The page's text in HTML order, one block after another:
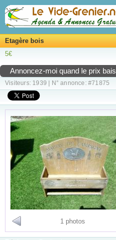
Etagère bois
5€
Annoncez-moi quand le prix
Visiteurs: 1939 | N° annonce: #71875
1 photos